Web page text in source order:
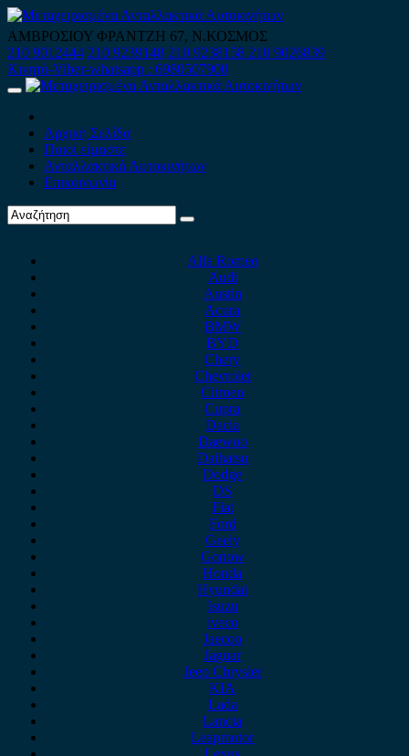
Skip
to
content
ΑΜΒΡΟΣΙΟΥ ΦΡΑΝΤΖΗ 67, Ν.ΚΟΣΜΟΣ
210 9012444 210 9239148 210 9238158 210 9026839
Κινητό-Viber-whatsapp : 6980507900
Primary
Αρχική Σελίδα
Ποιοί είμαστε
Ανταλλακτικά Αυτοκινήτων
Επικοινωνία
Alfa Romeo
Audi
Austin
Acura
BMW
BYD
Chery
Chevrolet
Citroen
Cupra
Dacia
Daewoo
Daihatsu
Dodge
DS
Fiat
Ford
Geely
Gonow
Honda
Hyundai
Isuzu
iveco
Jaecoo
Jaguar
Jeep Chrysler
KIA
Lada
Lancia
Leapmotor